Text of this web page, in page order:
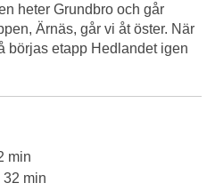
heter Grundbro och går
Ärnäs, går vi åt öster. När
börjas etapp Hedlandet igen
min
32 min